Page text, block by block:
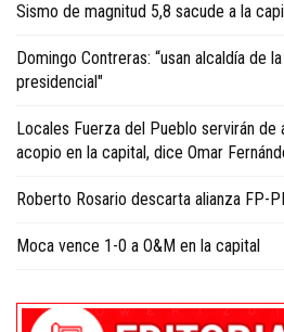
Sismo de magnitud 5,8 sacude a la
Domingo Contreras: “usan alcaldía de
presidencial"
Locales Fuerza del Pueblo servirán
acopio en la capital, dice Omar
Roberto Rosario descarta alianza FP-
Moca vence 1-0 a O&M en la capital